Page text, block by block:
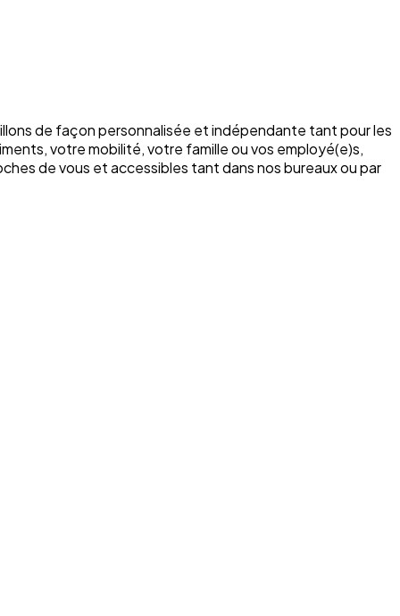
de façon personnalisée et indépendante tant pour les
votre mobilité, votre famille ou vos employé(e)s,
de vous et accessibles tant dans nos bureaux ou par